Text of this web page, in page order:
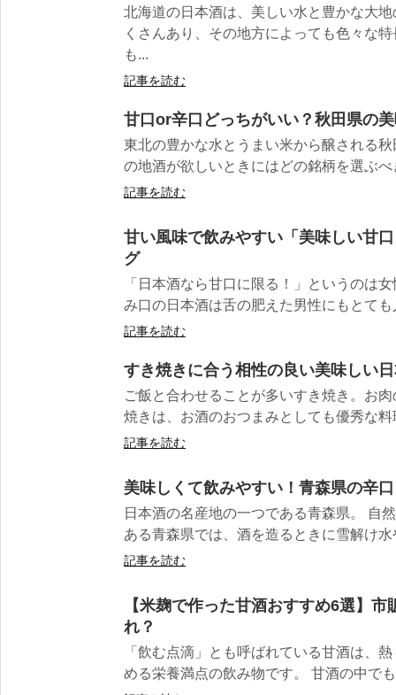
北海道の日本酒は、美しい水と豊かな大
くさんあり、その地方によっても色々な
も...
記事を読む
甘口or辛口どっちがいい？秋田県の
東北の豊かな水とうまい米から醸される
の地酒が欲しいときにはどの銘柄を選ぶ
記事を読む
甘い風味で飲みやすい「美味しい甘
グ
「日本酒なら甘口に限る！」というのは
み口の日本酒は舌の肥えた男性にもとて
記事を読む
すき焼きに合う相性の良い美味しい
ご飯と合わせることが多いすき焼き。お
焼きは、お酒のおつまみとしても優秀な
記事を読む
美味しくて飲みやすい！青森県の辛
日本酒の名産地の一つである青森県。 自
ある青森県では、酒を造るときに雪解け
記事を読む
【米麹で作った甘酒おすすめ6選】
れ？
「飲む点滴」とも呼ばれている甘酒は、
める栄養満点の飲み物です。 甘酒の中で